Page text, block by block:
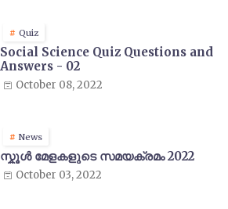
Quiz
Social Science Quiz Questions and
Answers - 02
October 08, 2022
News
സ്കൂൾ മേളകളുടെ സമയക്രമം 2022
October 03, 2022